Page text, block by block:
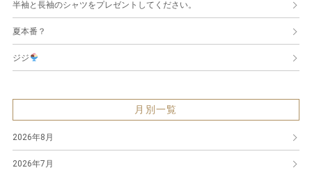
半袖と長袖のシャツをプレゼントしてください。
夏本番？
ジジ
月別一覧
2026年8月
2026年7月